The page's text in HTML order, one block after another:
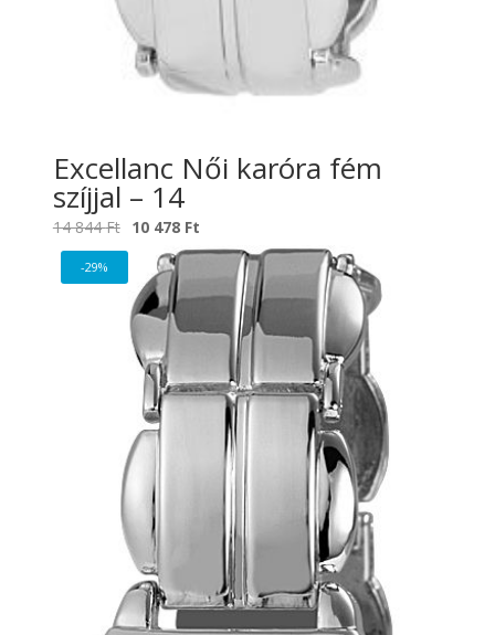
Excellanc Női karóra fém
szíjjal – 14
14 844Ft Original
price
was:
14
844 Ft.
10 478 Ft
price
10
478 Ft.
-29%